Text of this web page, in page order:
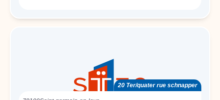
20 Ter/quater rue schnapper